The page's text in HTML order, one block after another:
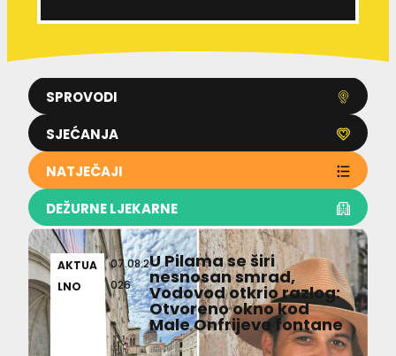
SPROVODI
SJEĆANJA
NATJEČAJI
DEŽURNE LJEKARNE
AKTUA
LNO
07.08.2
026
U Pilama se širi
nesnosan smrad,
Vodovod otkrio razlog:
Otvoreno okno kod
Male Onfrijeve fontane